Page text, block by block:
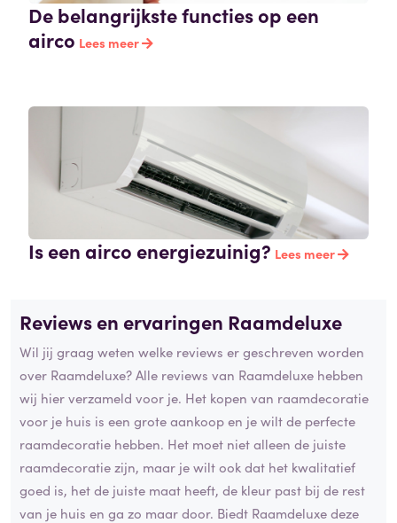
De belangrijkste functies op een
airco Lees meer
Is een airco energiezuinig? Lees meer
Reviews en ervaringen Raamdeluxe
Wil jij graag weten welke reviews er geschreven worden
over Raamdeluxe? Alle reviews van Raamdeluxe hebben
wij hier verzameld voor je. Het kopen van raamdecoratie
voor je huis is een grote aankoop en je wilt de perfecte
raamdecoratie hebben. Het moet niet alleen de juiste
raamdecoratie zijn, maar je wilt ook dat het kwalitatief
goed is, het de juiste maat heeft, de kleur past bij de rest
van je huis en ga zo maar door. Biedt Raamdeluxe deze